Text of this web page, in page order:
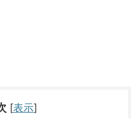
[表示]